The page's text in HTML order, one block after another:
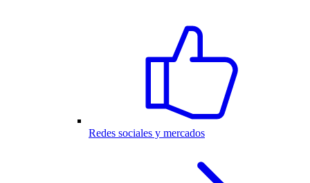
Redes sociales y mercados